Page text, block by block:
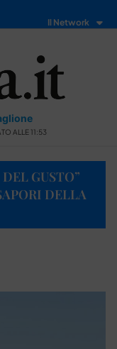
Il Network
ALLE 11:53
GUSTO”
DELLA